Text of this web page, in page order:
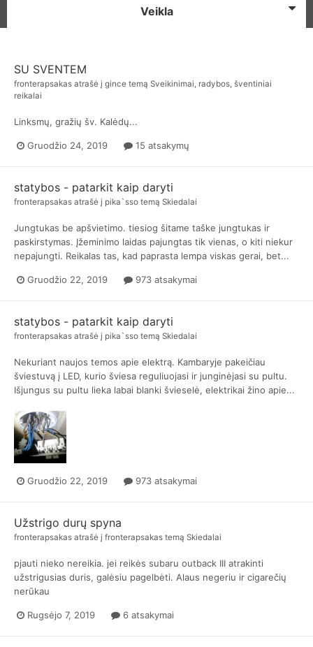
Veikla
SU SVENTEM
fronterapsakas atrašė į gince temą Sveikinimai, radybos, šventiniai
reikalai
Linksmų, gražių šv. Kalėdų...
Gruodžio 24, 2019 15 atsakymų
statybos - patarkit kaip daryti
fronterapsakas atrašė į pika`sso temą Skiedalai
Jungtukas be apšvietimo. tiesiog šitame taške jungtukas ir
paskirstymas. Įžeminimo laidas pajungtas tik vienas, o kiti niekur
nepajungti. Reikalas tas, kad paprasta lempa viskas gerai, bet...
Gruodžio 22, 2019 973 atsakymai
statybos - patarkit kaip daryti
fronterapsakas atrašė į pika`sso temą Skiedalai
Nekuriant naujos temos apie elektrą. Kambaryje pakeičiau
šviestuvą į LED, kurio šviesa reguliuojasi ir junginėjasi su pultu.
Išjungus su pultu lieka labai blanki švieselė, elektrikai žino apie...
Gruodžio 22, 2019 973 atsakymai
Užstrigo durų spyna
fronterapsakas atrašė į fronterapsakas temą Skiedalai
pjauti nieko nereikia. jei reikės subaru outback III atrakinti
užstrigusias duris, galėsiu pagelbėti. Alaus negeriu ir cigarečių
nerūkau
Rugsėjo 7, 2019 6 atsakymai